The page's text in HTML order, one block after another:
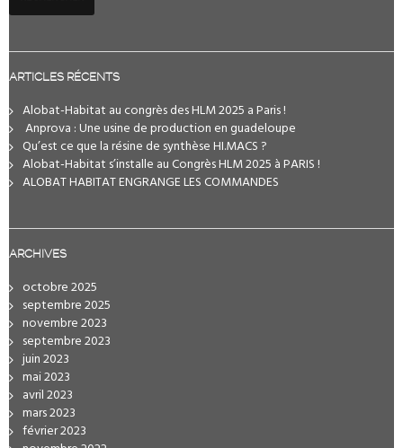
ARTICLES RÉCENTS
Alobat-Habitat au congrès des HLM 2025 a Paris !
️ Anprova : Une usine de production en guadeloupe
Qu’est ce que la résine de synthèse HI.MACS ?
Alobat-Habitat s’installe au Congrès HLM 2025 à PARIS !
ALOBAT HABITAT ENGRANGE LES COMMANDES
ARCHIVES
octobre 2025
septembre 2025
novembre 2023
septembre 2023
juin 2023
mai 2023
avril 2023
mars 2023
février 2023